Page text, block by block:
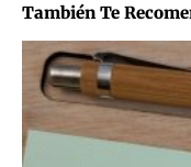
También Te